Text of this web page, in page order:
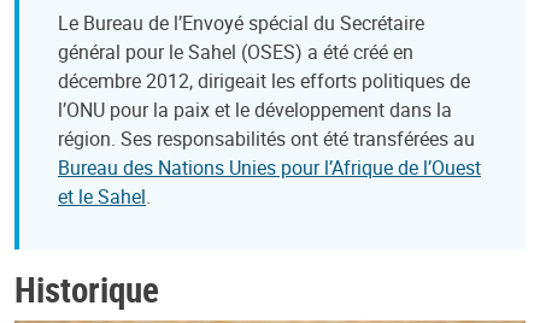
Le Bureau de l’Envoyé spécial du Secrétaire
général pour le Sahel (OSES) a été créé en
décembre 2012, dirigeait les efforts politiques de
l’ONU pour la paix et le développement dans la
région. Ses responsabilités ont été transférées au
Bureau des Nations Unies pour l’Afrique de l’Ouest
et le Sahel.
Historique